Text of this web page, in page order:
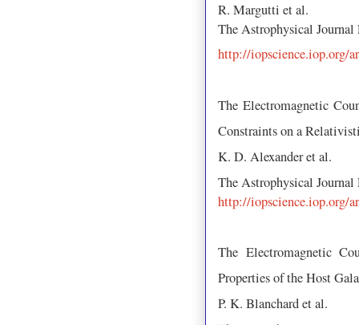
R. Margutti et al.
The Astrophysical
http://iopscience.iop.org/
The Electromagnetic
Constraints on a
K. D. Alexander et al.
The Astrophysical
http://iopscience.iop.org/
The Electromagnetic
Properties of the Host
P. K. Blanchard et al.